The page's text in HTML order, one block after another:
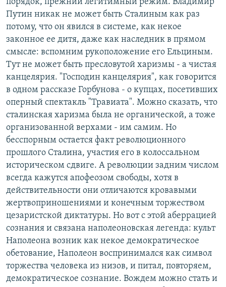
Путин никак не может быть Сталиным как раз
потому, что он явился в системе, как некое
законное ее дитя, даже как наследник в прямом
смысле: вспомним рукоположение его Ельциным.
Тут не может быть пресловутой харизмы - а чистая
канцелярия. "Господин канцелярия", как говорится
в одном рассказе Горбунова - о купцах, посетивших
оперный спектакль "Травиата". Можно сказать, что
сталинская харизма была не органической, а тоже
организованной верхами - им самим. Но
бесспорным остается факт революционного
прошлого Сталина, участия его в колоссальном
историческом сдвиге. А революции задним числом
всегда кажутся апофеозом свободы, хотя в
действительности они отличаются кровавыми
жертвоприношениями и конечным торжеством
цезаристской диктатуры. Но вот с этой аберрацией
сознания и связана наполеоновская легенда: культ
Наполеона возник как некое демократическое
обетование, Наполеон воспринимался как символ
торжества человека из низов, и питал, повторяем,
демократическое сознание. Вождем можно стать и